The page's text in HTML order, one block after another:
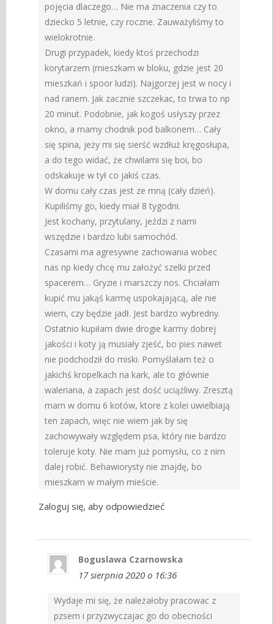
pojęcia dlaczego… Nie ma znaczenia czy to
dziecko 5 letnie, czy roczne. Zauważyliśmy to
wielokrotnie.
Drugi przypadek, kiedy ktoś przechodzi
korytarzem (mieszkam w bloku, gdzie jest 20
mieszkań i spoor ludzi). Najgorzej jest w nocy i
nad ranem. Jak zacznie szczekac, to trwa to np
20 minut. Podobnie, jak kogoś usłyszy przez
okno, a mamy chodnik pod balkonem… Cały
się spina, jeży mi się sierść wzdłuż kręgosłupa,
a do tego widać, że chwilami się boi, bo
odskakuje w tył co jakiś czas.
W domu cały czas jest ze mną (cały dzień).
Kupiliśmy go, kiedy miał 8 tygodni.
Jest kochany, przytulany, jeździ z nami
wszędzie i bardzo lubi samochód.
Czasami ma agresywne zachowania wobec
nas np kiedy chcę mu założyć szelki przed
spacerem… Gryzie i marszczy nos. Chciałam
kupić mu jakąś karmę uspokajającą, ale nie
wiem, czy będzie jadł. Jest bardzo wybredny.
Ostatnio kupiłam dwie drogie karmy dobrej
jakości i koty ją musiały zjeść, bo pies nawet
nie podchodził do miski. Pomyślałam też o
jakichś kropelkach na kark, ale to głównie
waleriana, a zapach jest dość uciążliwy. Zresztą
mam w domu 6 kotów, ktore z kolei uwielbiają
ten zapach, więc nie wiem jak by się
zachowywały względem psa, który nie bardzo
toleruje koty. Nie mam już pomysłu, co z nim
dalej robić. Behawiorysty nie znajdę, bo
mieszkam w małym mieście.
Zaloguj się, aby odpowiedzieć
Boguslawa Czarnowska
17 sierpnia 2020 o 16:36
Wydaje mi się, że należałoby pracowac z
pzsem i przyzwyczajac go do obecności